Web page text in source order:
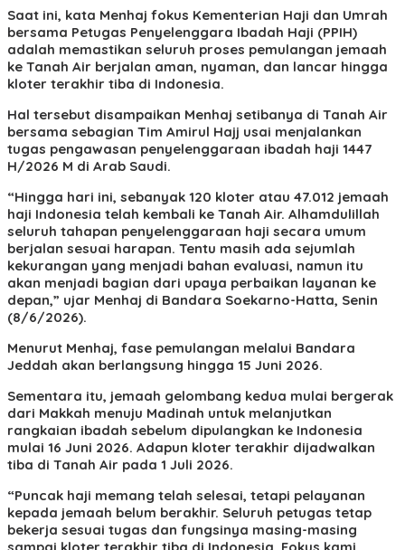
Saat ini, kata Menhaj fokus Kementerian Haji dan Umrah
bersama Petugas Penyelenggara Ibadah Haji (PPIH)
adalah memastikan seluruh proses pemulangan jemaah
ke Tanah Air berjalan aman, nyaman, dan lancar hingga
kloter terakhir tiba di Indonesia.
Hal tersebut disampaikan Menhaj setibanya di Tanah Air
bersama sebagian Tim Amirul Hajj usai menjalankan
tugas pengawasan penyelenggaraan ibadah haji 1447
H/2026 M di Arab Saudi.
“Hingga hari ini, sebanyak 120 kloter atau 47.012 jemaah
haji Indonesia telah kembali ke Tanah Air. Alhamdulillah
seluruh tahapan penyelenggaraan haji secara umum
berjalan sesuai harapan. Tentu masih ada sejumlah
kekurangan yang menjadi bahan evaluasi, namun itu
akan menjadi bagian dari upaya perbaikan layanan ke
depan,” ujar Menhaj di Bandara Soekarno-Hatta, Senin
(8/6/2026).
Menurut Menhaj, fase pemulangan melalui Bandara
Jeddah akan berlangsung hingga 15 Juni 2026.
Sementara itu, jemaah gelombang kedua mulai bergerak
dari Makkah menuju Madinah untuk melanjutkan
rangkaian ibadah sebelum dipulangkan ke Indonesia
mulai 16 Juni 2026. Adapun kloter terakhir dijadwalkan
tiba di Tanah Air pada 1 Juli 2026.
“Puncak haji memang telah selesai, tetapi pelayanan
kepada jemaah belum berakhir. Seluruh petugas tetap
bekerja sesuai tugas dan fungsinya masing-masing